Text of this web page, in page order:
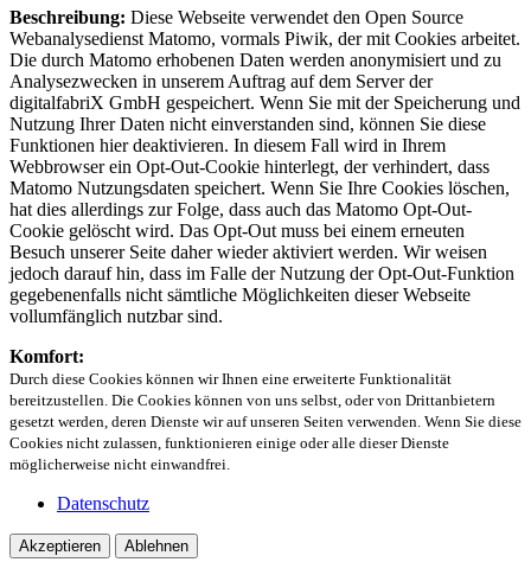
Beschreibung: Diese Webseite verwendet den Open Source
Webanalysedienst Matomo, vormals Piwik, der mit Cookies arbeitet.
Die durch Matomo erhobenen Daten werden anonymisiert und zu
Analysezwecken in unserem Auftrag auf dem Server der
digitalfabriX GmbH gespeichert. Wenn Sie mit der Speicherung und
Nutzung Ihrer Daten nicht einverstanden sind, können Sie diese
Funktionen hier deaktivieren. In diesem Fall wird in Ihrem
Webbrowser ein Opt-Out-Cookie hinterlegt, der verhindert, dass
Matomo Nutzungsdaten speichert. Wenn Sie Ihre Cookies löschen,
hat dies allerdings zur Folge, dass auch das Matomo Opt-Out-
Cookie gelöscht wird. Das Opt-Out muss bei einem erneuten
Besuch unserer Seite daher wieder aktiviert werden. Wir weisen
jedoch darauf hin, dass im Falle der Nutzung der Opt-Out-Funktion
gegebenenfalls nicht sämtliche Möglichkeiten dieser Webseite
vollumfänglich nutzbar sind.
Komfort:
Durch diese Cookies können wir Ihnen eine erweiterte Funktionalität
bereitzustellen. Die Cookies können von uns selbst, oder von Drittanbietern
gesetzt werden, deren Dienste wir auf unseren Seiten verwenden. Wenn Sie diese
Cookies nicht zulassen, funktionieren einige oder alle dieser Dienste
möglicherweise nicht einwandfrei.
Datenschutz
Akzeptieren Ablehnen